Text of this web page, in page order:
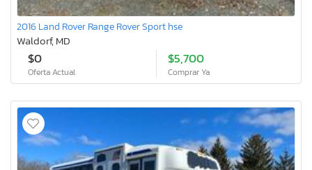
2016 Land Rover Range Rover Sport hse
Waldorf, MD
$0
Oferta Actual
$5,700
Comprar Ya